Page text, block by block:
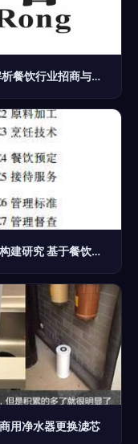
餐饮服务 聚焦差异化与品牌深耕——解析餐饮行业招商与加盟新趋势
酒店餐饮产品质量影响因素与保障体系构建研究 基于餐饮服务视角
用净水器更换滤芯